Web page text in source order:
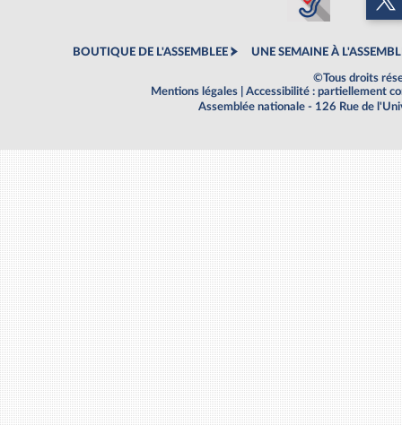
BOUTIQUE DE L'ASSEMBLEE UNE SEMAINE À
©Tous droits
Mentions légales
Accessibilité : partiellement
Assemblée nationale - 126 Rue de